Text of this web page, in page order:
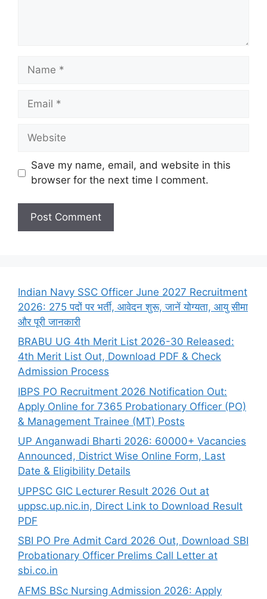
Name
Email
Website
Save my name, email, and website in this
browser for the next time I comment.
Indian Navy SSC Officer June 2027 Recruitment
2026: 275 पदों पर भर्ती, आवेदन शुरू, जानें योग्यता, आयु सीमा
और पूरी जानकारी
BRABU UG 4th Merit List 2026-30 Released:
4th Merit List Out, Download PDF & Check
Admission Process
IBPS PO Recruitment 2026 Notification Out:
Apply Online for 7365 Probationary Officer (PO)
& Management Trainee (MT) Posts
UP Anganwadi Bharti 2026: 60000+ Vacancies
Announced, District Wise Online Form, Last
Date & Eligibility Details
UPPSC GIC Lecturer Result 2026 Out at
uppsc.up.nic.in, Direct Link to Download Result
PDF
SBI PO Pre Admit Card 2026 Out, Download SBI
Probationary Officer Prelims Call Letter at
sbi.co.in
AFMS BSc Nursing Admission 2026: Apply